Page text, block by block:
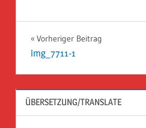
Vorheriger Beitrag
img_7711-1
ÜBERSETZUNG/TRANSLATE